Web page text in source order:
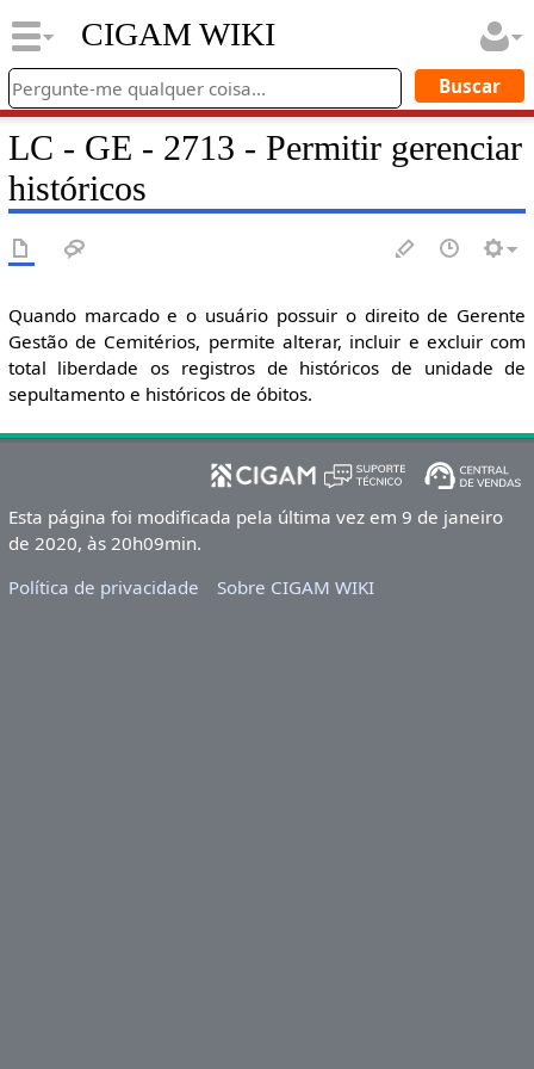
CIGAM WIKI
LC - GE - 2713 - Permitir gerenciar
históricos
Quando marcado e o usuário possuir o direito de Gerente
Gestão de Cemitérios, permite alterar, incluir e excluir com
total liberdade os registros de históricos de unidade de
sepultamento e históricos de óbitos.
Esta página foi modificada pela última vez em 9 de janeiro
de 2020, às 20h09min.
Política de privacidade
Sobre CIGAM WIKI